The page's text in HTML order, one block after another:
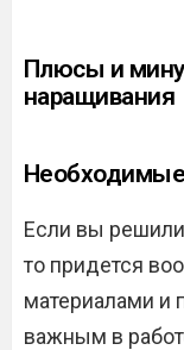
Плюсы и
наращивания
Если вы
то придется
материалами
важным в